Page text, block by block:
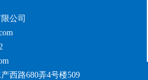
公司
西路680弄4号楼509